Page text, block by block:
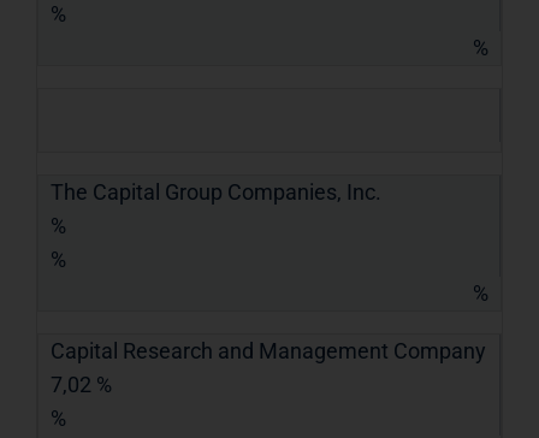
%
%
The Capital Group Companies, Inc.
%
%
%
Capital Research and Management Company
7,02 %
%